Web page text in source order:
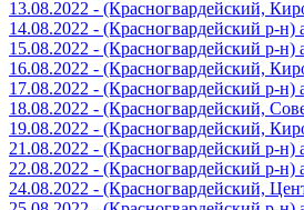
13.08.2022 - (Красногвардейский,
14.08.2022 - (Красногвардейский р-
15.08.2022 - (Красногвардейский р-
16.08.2022 - (Красногвардейский,
17.08.2022 - (Красногвардейский р-
18.08.2022 - (Красногвардейский,
19.08.2022 - (Красногвардейский,
21.08.2022 - (Красногвардейский р-
22.08.2022 - (Красногвардейский р-
24.08.2022 - (Красногвардейский,